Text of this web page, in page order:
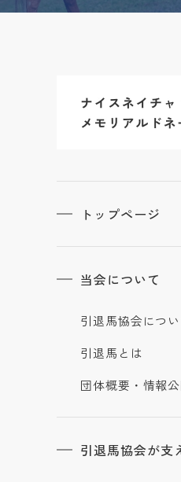
トップページ
当会について
引退馬協会につ
引退馬とは
団体概要・情報
引退馬協会が支